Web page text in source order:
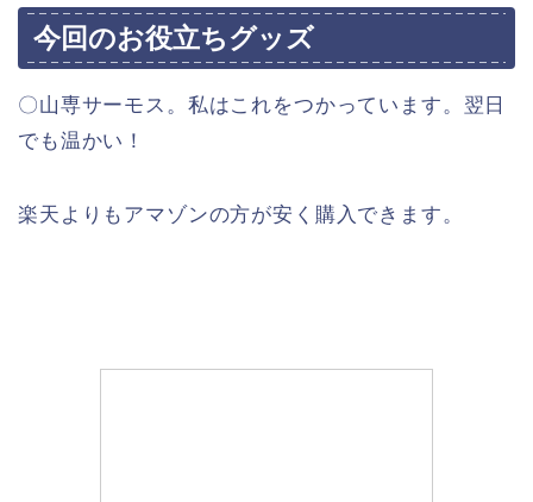
今回のお役立ちグッズ
〇山専サーモス。私はこれをつかっています。翌日
でも温かい！
楽天よりもアマゾンの方が安く購入できます。